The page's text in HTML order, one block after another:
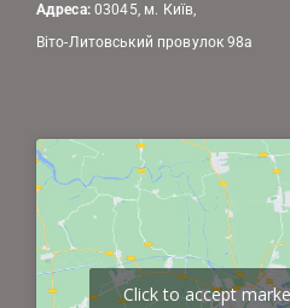
Адреса:03045, м. Київ,
Віто-Литовський провулок 98а
Click to accept